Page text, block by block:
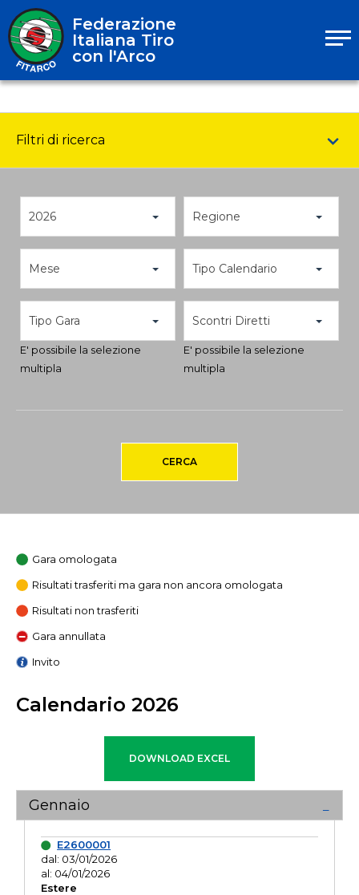
Federazione
Italiana Tiro
con l'Arco
Filtri di ricerca
2026 Regione
Mese Tipo Calendario
Tipo Gara
E' possibile la selezione
multipla
Scontri Diretti
E' possibile la selezione
multipla
CERCA
Gara omologata
Risultati trasferiti ma gara non ancora omologata
Risultati non trasferiti
Gara annullata
Invito
Calendario 2026
Gennaio
E2600001
dal: 03/01/2026
al: 04/01/2026
Estere